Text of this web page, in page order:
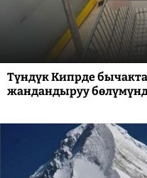
Түндүк Кипрде
жандандыруу